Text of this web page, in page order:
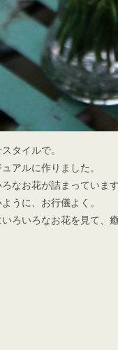
タイルで。
アルに作りました。
なお花が詰まっています
うに、お行儀よく。
ろいろなお花を見て、